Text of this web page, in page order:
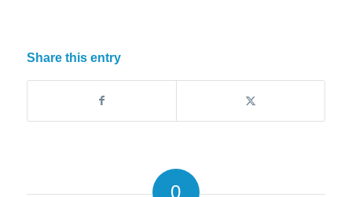
Share this entry
0